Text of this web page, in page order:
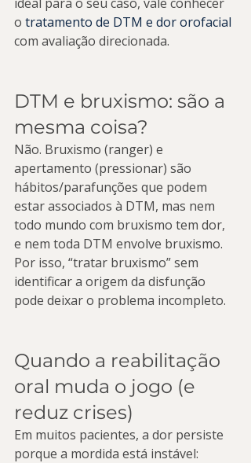
o tratamento de DTM e dor orofacial
com avaliação direcionada.
DTM e bruxismo: são a
mesma coisa?
Não. Bruxismo (ranger) e
apertamento (pressionar) são
hábitos/parafunções que podem
estar associados à DTM, mas nem
todo mundo com bruxismo tem dor,
e nem toda DTM envolve bruxismo.
Por isso, “tratar bruxismo” sem
identificar a origem da disfunção
pode deixar o problema incompleto.
Quando a reabilitação
oral muda o jogo (e
reduz crises)
Em muitos pacientes, a dor persiste
porque a mordida está instável: